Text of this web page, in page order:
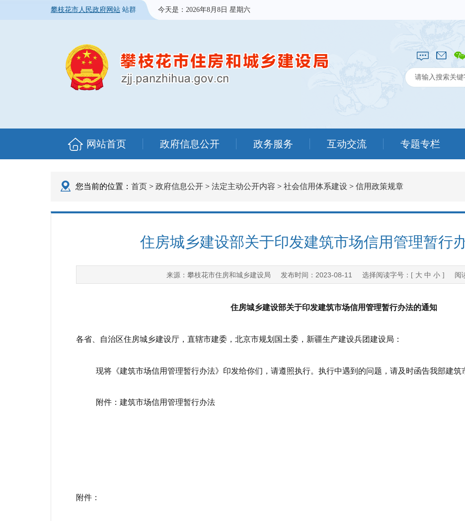
攀枝花市人民政府网站 站群 今天是： 2026年8月8日 星期六
网站首页 政府信息公开 政务服务 互动交流 专题专栏
您当前的位置： 首页 > 政府信息公开 > 法定主动公开内容 > 社会信用体系建设 > 信用政策规章
住房城乡建设部关于印发建筑市场信用管理暂行
来源： 攀枝花市住房和城乡建设局 发布时间： 2023-08-11 选择阅读字号：[ 大 中 小] 阅读
住房城乡建设部关于印发建筑市场信用管理暂行办法的通知
各省、自治区住房城乡建设厅，直辖市建委，北京市规划国土委，新疆生产建设兵团建设局：
现将《建筑市场信用管理暂行办法》印发给你们，请遵照执行。执行中遇到的问题，请及时函告我部建筑
附件：建筑市场信用管理暂行办法
附件：